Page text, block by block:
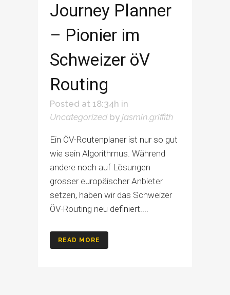
Journey Planner
– Pionier im
Schweizer öV
Routing
Posted at 18:34h in
Uncategorized by jasmin.griffith
Ein ÖV-Routenplaner ist nur so gut
wie sein Algorithmus. Während
andere noch auf Lösungen
grosser europäischer Anbieter
setzen, haben wir das Schweizer
ÖV-Routing neu definiert....
READ MORE